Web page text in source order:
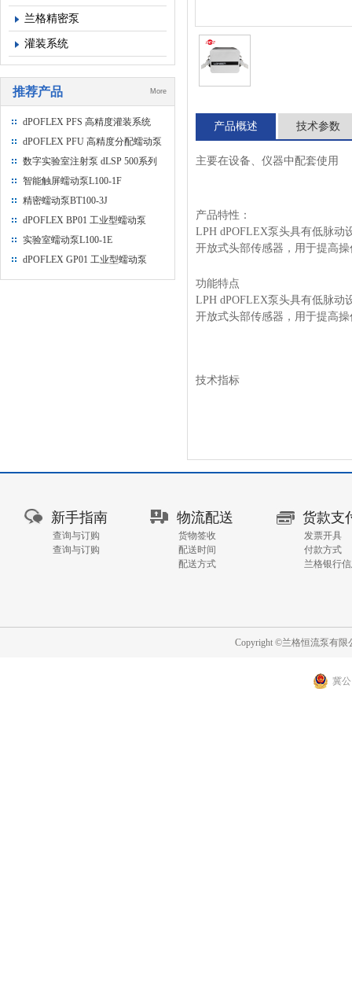
兰格精密泵
灌装系统
推荐产品 More
dPOFLEX PFS 高精度灌装系统
dPOFLEX PFU 高精度分配蠕动泵
数字实验室注射泵 dLSP 500系列
智能触屏蠕动泵L100-1F
精密蠕动泵BT100-3J
dPOFLEX BP01 工业型蠕动泵
实验室蠕动泵L100-1E
dPOFLEX GP01 工业型蠕动泵
产品概述 技术参数
主要在设备、仪器中配套使用
产品特性：
LPH dPOFLEX泵头具有低脉动
开放式头部传感器，用于提高
功能特点
LPH dPOFLEX泵头具有低脉动
开放式头部传感器，用于提高
技术指标
新手指南
查询与订购
查询与订购
物流配送
货物签收
配送时间
配送方式
货款支
发票开具
付款方式
兰格银行
Copyright ©兰格恒流泵有
冀公